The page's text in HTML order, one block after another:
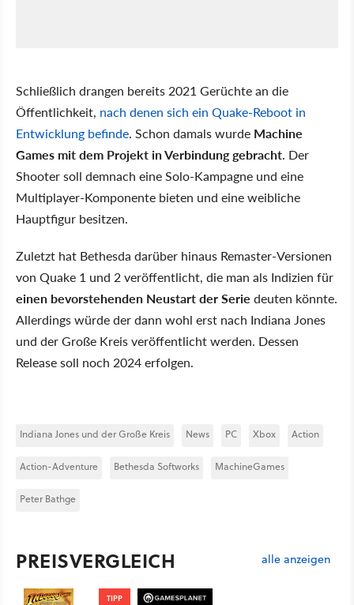
Schließlich drangen bereits 2021 Gerüchte an die
Öffentlichkeit, nach denen sich ein Quake-Reboot in
Entwicklung befinde. Schon damals wurde Machine
Games mit dem Projekt in Verbindung gebracht. Der
Shooter soll demnach eine Solo-Kampagne und eine
Multiplayer-Komponente bieten und eine weibliche
Hauptfigur besitzen.
Zuletzt hat Bethesda darüber hinaus Remaster-Versionen
von Quake 1 und 2 veröffentlicht, die man als Indizien für
einen bevorstehenden Neustart der Serie deuten könnte.
Allerdings würde der dann wohl erst nach Indiana Jones
und der Große Kreis veröffentlicht werden. Dessen
Release soll noch 2024 erfolgen.
Indiana Jones und der Große Kreis News PC Xbox Action
Action-Adventure Bethesda Softworks MachineGames
Peter Bathge
PREISVERGLEICH alle anzeigen
TIPP